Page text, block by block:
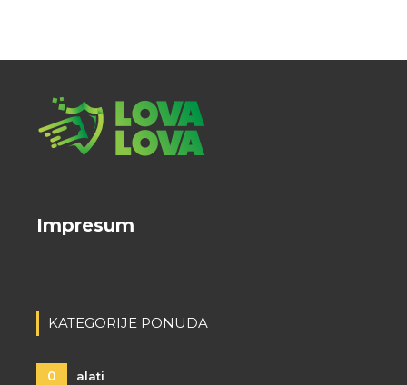
Impresum
KATEGORIJE PONUDA
0 alati